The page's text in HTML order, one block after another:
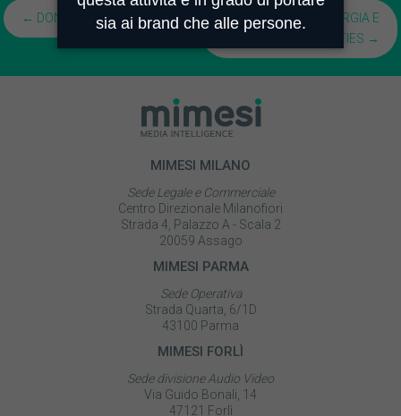
Posts
navigation
← DONNE E TECH
[INFOGRAFICA] ENERGIA E
UTILITIES →
MIMESI MILANO
Sede Legale e Commerciale
Centro Direzionale Milanofiori
Strada 4, Palazzo A - Scala 2
20059 Assago
MIMESI PARMA
Sede Operativa
Strada Quarta, 6/1D
43100 Parma
MIMESI FORLÌ
Sede divisione Audio Video
Via Guido Bonali, 14
47121 Forlì